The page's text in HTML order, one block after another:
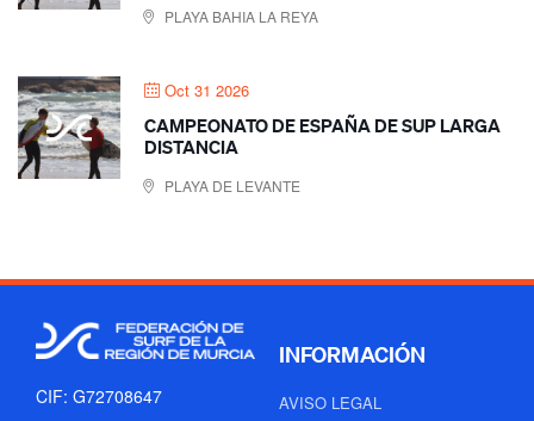
PLAYA BAHIA LA REYA
Oct 31 2026
CAMPEONATO DE ESPAÑA DE SUP LARGA
DISTANCIA
PLAYA DE LEVANTE
CIF: G72708647
INFORMACIÓN
AVISO LEGAL